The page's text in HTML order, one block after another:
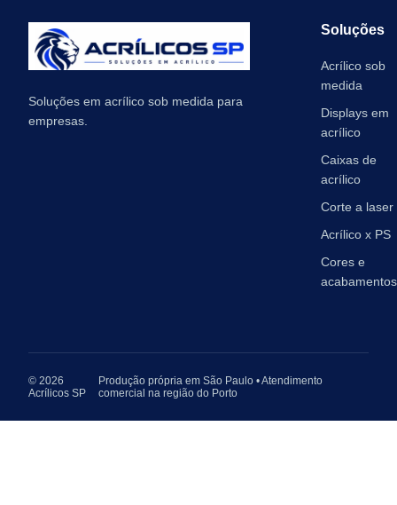
Soluções em acrílico sob medida para
empresas.
Soluções
Acrílico sob
medida
Displays em
acrílico
Caixas de
acrílico
Corte a laser
Acrílico x PS
Cores e
acabamentos
© 2026
Acrílicos SP
Produção própria em São Paulo • Atendimento
comercial na região do Porto